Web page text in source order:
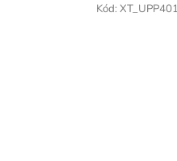
Kód: